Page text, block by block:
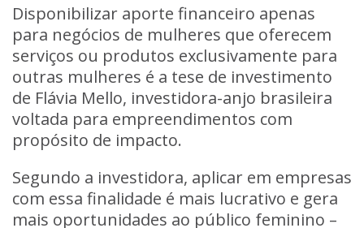
Disponibilizar aporte financeiro apenas
para negócios de mulheres que oferecem
serviços ou produtos exclusivamente para
outras mulheres é a tese de investimento
de Flávia Mello, investidora-anjo brasileira
voltada para empreendimentos com
propósito de impacto.
Segundo a investidora, aplicar em empresas
com essa finalidade é mais lucrativo e gera
mais oportunidades ao público feminino –